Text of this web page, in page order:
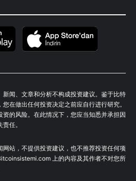
闻、文章和分析不构成投资建议。鉴于比特
在做出任何投资决定之前应自行进行研究。
的风险。在此情况下，您应当知悉并承担因
任。
站，不提供投资建议，也不推荐投资任何项
上的内容及其作者不对您所